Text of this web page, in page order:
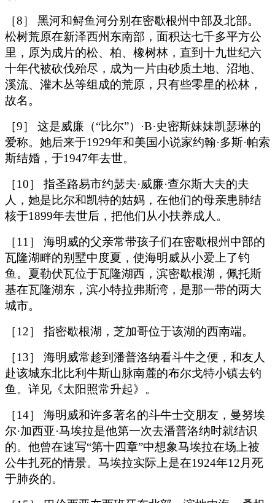
［8］ 黑河和鲟鱼河分别在密歇根州中部及北部。
松树荒原在新泽西州东南部，面积达七千多平方公
里，原为成片的松、柏、橡树林，直到十九世纪六
十年代被砍伐殆尽，成为一片由砂质土地、沼地、
溪流、灌木丛等组成的荒原，只有些零星的松林，
故名。
［9］ 这是威廉（“比尔”）·B·史密斯妹妹凯瑟琳的
爱称。她后来于1929年和美国小说家约翰·多斯·帕索
斯结婚，于1947年去世。
［10］ 指圣路易市约瑟夫·威廉·查尔斯大夫的夫
人，她是比尔和凯特的姑妈，在他们的母亲患肺结
核于1899年去世后，把他们从小扶养成人。
［11］ 海明威的父亲常带孩子们在密歇根州中部的
瓦隆湖畔的别墅中度夏，使海明威从小爱上了钓
鱼。夏勒伏瓦位于瓦隆湖西，滨密歇根湖，佩托斯
基在瓦隆湖东，滨小特拉弗斯湾，是那一带的两大
城市。
［12］ 指密歇根湖，芝加哥位于该湖的西南端。
［13］ 海明威常趁到潘普洛纳看斗牛之便，和友人
赴该城东北比利牛斯山脉南麓的布尔戈特小镇去钓
鱼。详见《太阳照常升起》。
［14］ 海明威和许多著名的斗牛士交朋友，曼努埃
尔·加西亚·马埃拉是他第一次去潘普洛纳时就结识
的。他曾在速写“第十四章”中想象马埃拉在场上被
公牛扎死的情景。马埃拉实际上是在1924年12月死
于肺炎的。